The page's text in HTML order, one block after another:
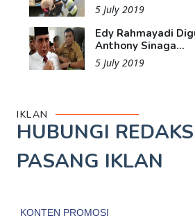
5 July 2019
Edy Rahmayadi
Anthony Sinaga...
5 July 2019
IKLAN
HUBUNGI
PASANG IKLAN